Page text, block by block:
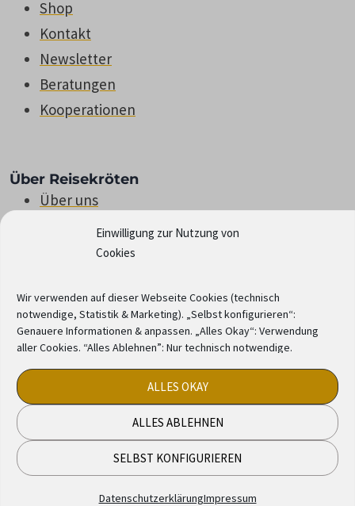
Einwilligung zur Nutzung von
Cookies
Wir verwenden auf dieser Webseite Cookies (technisch
notwendige, Statistik & Marketing). „Selbst konfigurieren“:
Genauere Informationen & anpassen. „Alles Okay“: Verwendung
aller Cookies. “Alles Ablehnen”: Nur technisch notwendige.
ALLES OKAY
ALLES ABLEHNEN
SELBST KONFIGURIEREN
DatenschutzerklärungImpressum
Shop
Kontakt
Newsletter
Beratungen
Kooperationen
Über Reisekröten
Über uns
Deals & Rabatte
Alle Beiträge
Impressum|Datenschutzerklärung|KI-Richtlinie
Reisekröten ist eine eingetragene Marke.
Instagram
Facebook
Pinterest
Mastodon
Amazon